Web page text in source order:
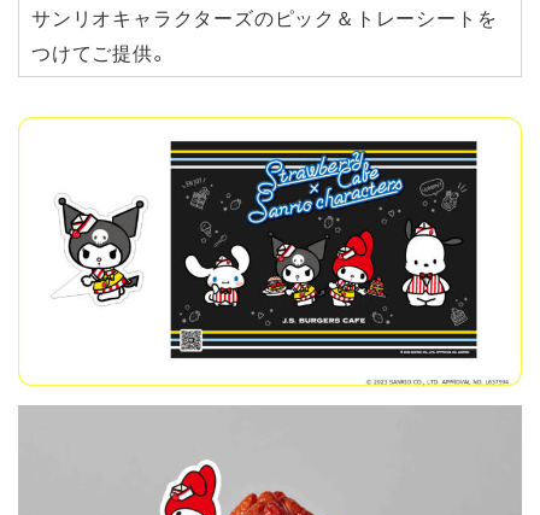
サンリオキャラクターズのピック＆トレーシートを
つけてご提供。